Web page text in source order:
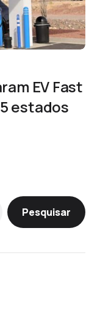
EV Fast
estados
Pesquisar